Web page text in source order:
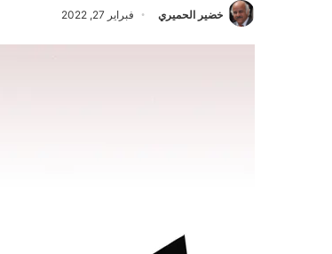
خضير الحميري فبراير 27, 2022